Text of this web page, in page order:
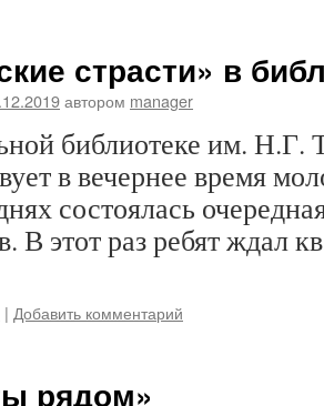
страсти» в
автором manager
библиотеке им. Н.Г.
в вечернее время
состоялась
В этот раз ребят ждал
| Добавить комментарий
рядом»